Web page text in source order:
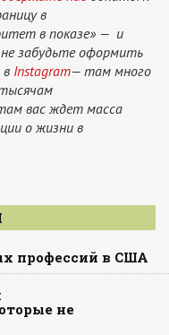
в
в показе» — и
забудьте оформить
в Instagram— там много
вас ждет масса
о жизни в
профессий в США
не